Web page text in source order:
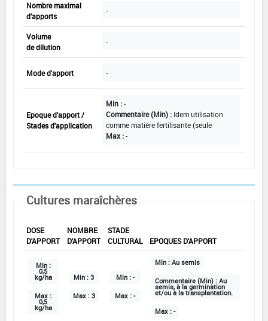
Nombre maximal
d'apports
-
Volume
de dilution
-
Mode d'apport -
Epoque d'apport /
Stades d'application
Min :-
Commentaire (Min) : Idem utilisation
comme matière fertilisante (seule
Max :-
Cultures maraîchères
DOSE
D'APPORT
NOMBRE
D'APPORT
STADE
CULTURAL
EPOQUES D'APPORT
Min :
0,5
kg/ha
Max :
0,5
kg/ha
Min : 3
Max : 3
Min : -
Max : -
Min : Au semis
Commentaire (Min) : Au
semis, à la germination
et/ou à la transplantation.
Max : -